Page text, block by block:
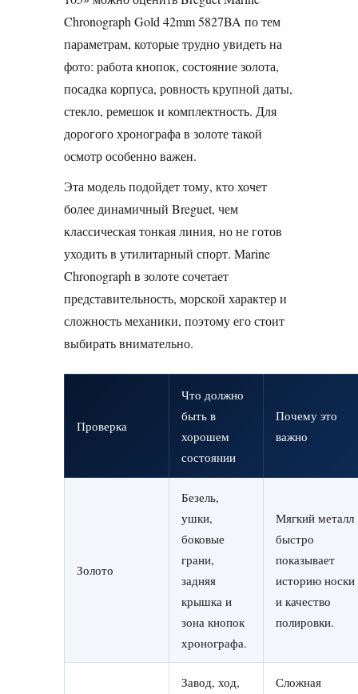
Chronograph Gold 42mm 5827BA по тем
параметрам, которые трудно увидеть на
фото: работа кнопок, состояние золота,
посадка корпуса, ровность крупной даты,
стекло, ремешок и комплектность. Для
дорогого хронографа в золоте такой
осмотр особенно важен.
Эта модель подойдет тому, кто хочет
более динамичный Breguet, чем
классическая тонкая линия, но не готов
уходить в утилитарный спорт. Marine
Chronograph в золоте сочетает
представительность, морской характер и
сложность механики, поэтому его стоит
выбирать внимательно.
Проверка
Что должно
быть в
хорошем
состоянии
Почему это
важно
Золото
Безель,
ушки,
боковые
грани,
задняя
крышка и
зона кнопок
хронографа.
Мягкий металл
быстро
показывает
историю носки
и качество
полировки.
Завод, ход,
Сложная